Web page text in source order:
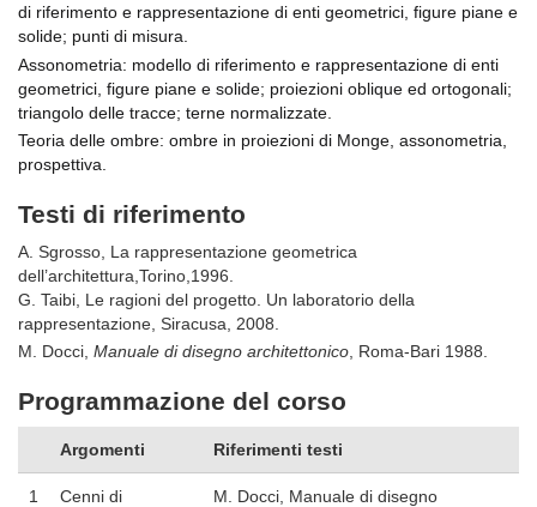
di riferimento e rappresentazione di enti geometrici, figure piane e
solide; punti di misura.
Assonometria: modello di riferimento e rappresentazione di enti
geometrici, figure piane e solide; proiezioni oblique ed ortogonali;
triangolo delle tracce; terne normalizzate.
Teoria delle ombre: ombre in proiezioni di Monge, assonometria,
prospettiva.
Testi di riferimento
A. Sgrosso, La rappresentazione geometrica
dell’architettura,Torino,1996.
G. Taibi, Le ragioni del progetto. Un laboratorio della
rappresentazione, Siracusa, 2008.
M. Docci, Manuale di disegno architettonico , Roma-Bari 1988.
Programmazione del corso
Argomenti Riferimenti testi
1
Cenni di
M. Docci, Manuale di disegno